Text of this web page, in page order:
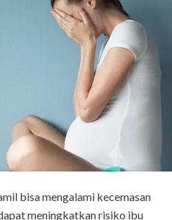
bisa mengalami kecemasan
meningkatkan risiko ibu